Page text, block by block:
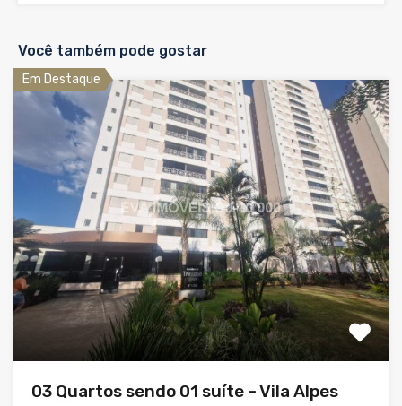
Você também pode gostar
Em Destaque
03 Quartos sendo 01 suíte – Vila Alpes